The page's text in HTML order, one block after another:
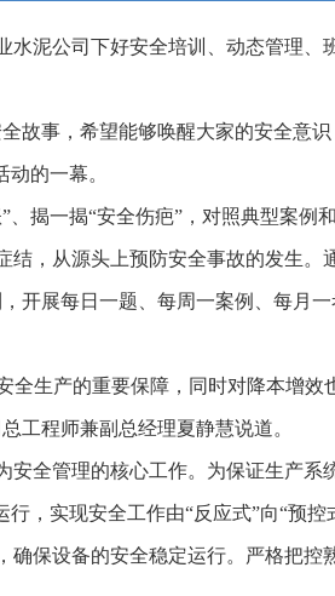
水泥公司下好安全培训、动态管理
故事，希望能够唤醒大家的安全
动的一幕。
、揭一揭“安全伤疤”，对照典型案
结，从源头上预防安全事故的发生
开展每日一题、每周一案例、每月
全生产的重要保障，同时对降本增
工程师兼副总经理夏静慧说道。
安全管理的核心工作。为保证生产
行，实现安全工作由“反应式”向“预
确保设备的安全稳定运行。严格把